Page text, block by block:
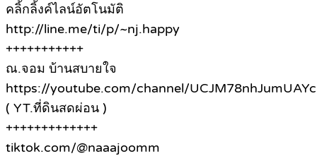
คลิ้กลิ้งค์ไลน์อัตโนมัติ
http://line.me/ti/p/~nj.happy
+++++++++++
ณ.จอม บ้านสบายใจ
https://youtube.com/channel/
( YT.ที่ดินสดผ่อน )
+++++++++++++
tiktok.com/@naaajoomm